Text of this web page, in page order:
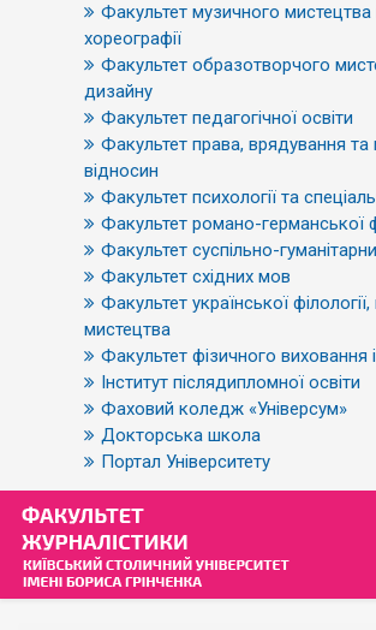
Факультет музичного мистецтва
хореографії
Факультет образотворчого
дизайну
Факультет педагогічної освіти
Факультет права, врядування та
відносин
Факультет психології та
Факультет романо-германської
Факультет суспільно-
Факультет східних мов
Факультет української філології,
мистецтва
Факультет фізичного виховання
Інститут післядипломної освіти
Фаховий коледж «Універсум»
Докторська школа
Портал Університету